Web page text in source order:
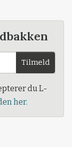
Tilmeld
du L-
her.